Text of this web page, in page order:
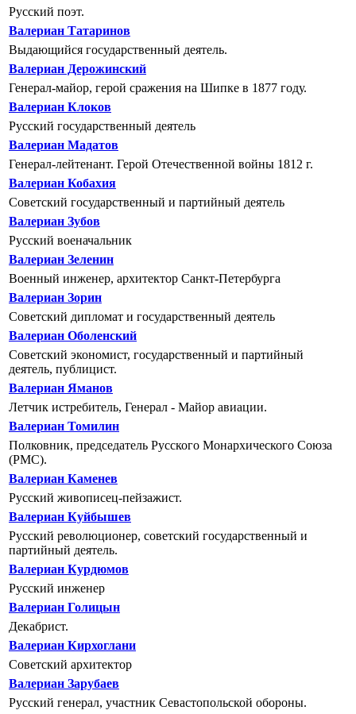
Русский поэт.
Валериан Татаринов
Выдающийся государственный деятель.
Валериан Дерожинский
Генерал-майор, герой сражения на Шипке в 1877 году.
Валериан Клоков
Русский государственный деятель
Валериан Мадатов
Генерал-лейтенант. Герой Отечественной войны 1812 г.
Валериан Кобахия
Советский государственный и партийный деятель
Валериан Зубов
Русский военачальник
Валериан Зеленин
Военный инженер, архитектор Санкт-Петербурга
Валериан Зорин
Советский дипломат и государственный деятель
Валериан Оболенский
Советский экономист, государственный и партийный
деятель, публицист.
Валериан Яманов
Летчик истребитель, Генерал - Майор авиации.
Валериан Томилин
Полковник, председатель Русского Монархического Союза
(РМС).
Валериан Каменев
Русский живописец-пейзажист.
Валериан Куйбышев
Русский революционер, советский государственный и
партийный деятель.
Валериан Курдюмов
Русский инженер
Валериан Голицын
Декабрист.
Валериан Кирхоглани
Советский архитектор
Валериан Зарубаев
Русский генерал, участник Севастопольской обороны.